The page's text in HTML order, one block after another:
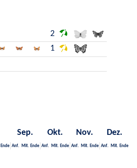
2
1
Sep. Okt. Nov. Dez.
Ende Anf. Mit. Ende Anf. Mit. Ende Anf. Mit. Ende Anf. Mit. Ende